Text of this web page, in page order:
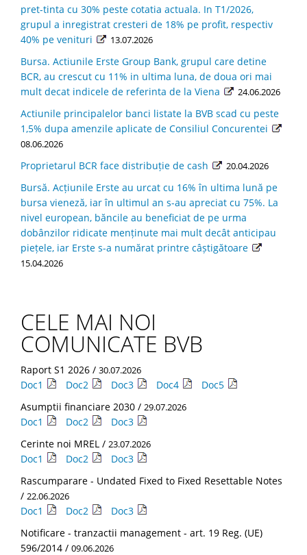
pret-tinta cu 30% peste cotatia actuala. In T1/2026,
grupul a inregistrat cresteri de 18% pe profit, respectiv
40% pe venituri
13.07.2026
Bursa. Actiunile Erste Group Bank, grupul care detine
BCR, au crescut cu 11% in ultima luna, de doua ori mai
mult decat indicele de referinta de la Viena
24.06.2026
Actiunile principalelor banci listate la BVB scad cu peste
1,5% dupa amenzile aplicate de Consiliul Concurentei
08.06.2026
Proprietarul BCR face distribuție de cash 20.04.2026
Bursă. Acţiunile Erste au urcat cu 16% în ultima lună pe
bursa vieneză, iar în ultimul an s-au apreciat cu 75%. La
nivel european, băncile au beneficiat de pe urma
dobânzilor ridicate menţinute mai mult decât anticipau
pieţele, iar Erste s-a numărat printre câştigătoare
15.04.2026
CELE MAI NOI
COMUNICATE BVB
Raport S1 2026 / 30.07.2026
Doc1 Doc2 Doc3 Doc4
Doc5
Asumptii financiare 2030 / 29.07.2026
Doc1 Doc2
Doc3
Cerinte noi MREL / 23.07.2026
Doc1 Doc2
Doc3
Rascumparare - Undated Fixed to Fixed Resettable Notes
/ 22.06.2026
Doc1 Doc2
Doc3
Notificare - tranzactii management - art. 19 Reg. (UE)
596/2014 / 09.06.2026